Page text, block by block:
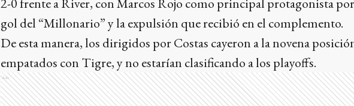
gol del “Millonario” y la expulsión que recibió en el complemento.
De esta manera, los dirigidos por Costas cayeron a la novena
empatados con Tigre, y no estarían clasificando a los playoffs.
Ads